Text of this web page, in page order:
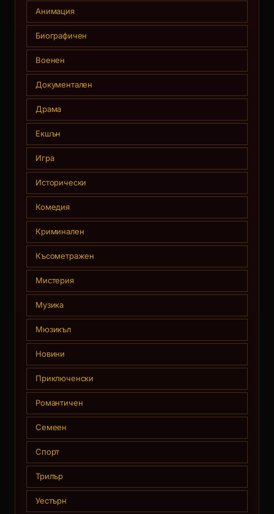
Анимация
Биографичен
Военен
Документален
Драма
Екшън
Игра
Исторически
Комедия
Криминален
Късометражен
Мистерия
Музика
Мюзикъл
Новини
Приключенски
Романтичен
Семеен
Спорт
Трилър
Уестърн